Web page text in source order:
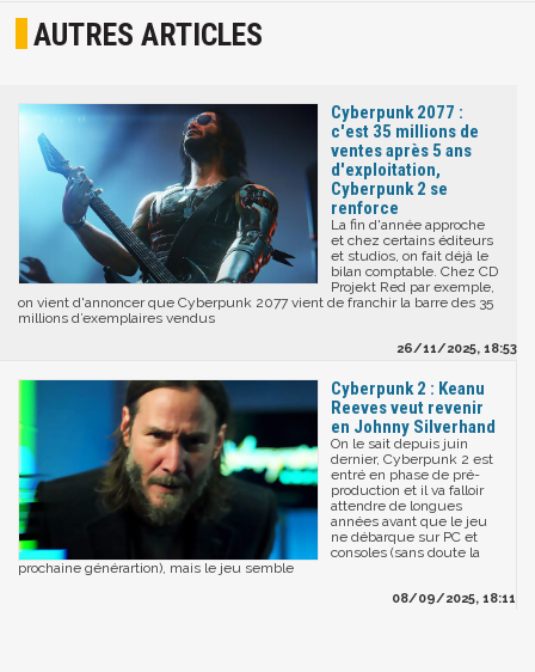
AUTRES ARTICLES
Cyberpunk 2077 :
c'est 35 millions de
ventes après 5 ans
d'exploitation,
Cyberpunk 2 se
renforce
La fin d'année approche
et chez certains éditeurs
et studios, on fait déjà le
bilan comptable. Chez CD
Projekt Red par exemple,
on vient d'annoncer que Cyberpunk 2077 vient de franchir la barre des 35
millions d’exemplaires vendus
26/11/2025, 18:53
Cyberpunk 2 : Keanu
Reeves veut revenir
en Johnny Silverhand
On le sait depuis juin
dernier, Cyberpunk 2 est
entré en phase de pré-
production et il va falloir
attendre de longues
années avant que le jeu
ne débarque sur PC et
consoles (sans doute la
prochaine générartion), mais le jeu semble
08/09/2025, 18:11